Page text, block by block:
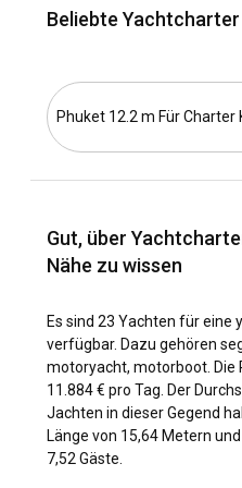
Erwägung ziehen, eine
zu erkunden.
Was sind die
auch die Segel setzen, um
Similan und Phi Phi zu
Höhlensysteme, ist ein Top-
Westküste ist bekannt für
Surin-Inseln und die Ao Po
unvergleichliche
Wann ist die beste Zeit,
chartern?
Beliebte
Phuket 12.2 m Für
Gut, über
Nähe zu wissen
Es sind 23 Yachten für eine
verfügbar. Dazu gehören
motoryacht, motorboot. Die
11.884 € pro Tag. Der
Jachten in dieser Gegend
Länge von 15,64 Metern
7,52 Gäste.